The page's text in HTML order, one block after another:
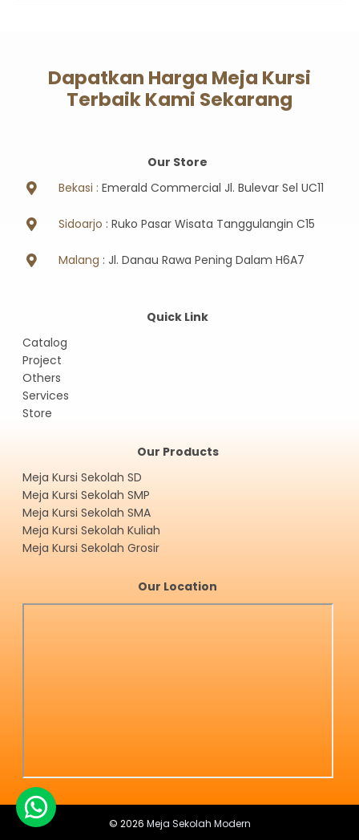
Dapatkan Harga Meja Kursi
Terbaik Kami Sekarang
Our Store
Bekasi : Emerald Commercial Jl. Bulevar Sel UC11
Sidoarjo : Ruko Pasar Wisata Tanggulangin C15
Malang : Jl. Danau Rawa Pening Dalam H6A7
Quick Link
Catalog
Project
Others
Services
Store
Our Products
Meja Kursi Sekolah SD
Meja Kursi Sekolah SMP
Meja Kursi Sekolah SMA
Meja Kursi Sekolah Kuliah
Meja Kursi Sekolah Grosir
Our Location
© 2026 Meja Sekolah Modern